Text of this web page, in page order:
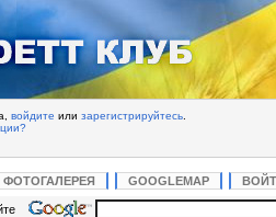
войдите или зарегистрируйтесь
ФОТОГАЛЕРЕЯ GOOGLEMAP